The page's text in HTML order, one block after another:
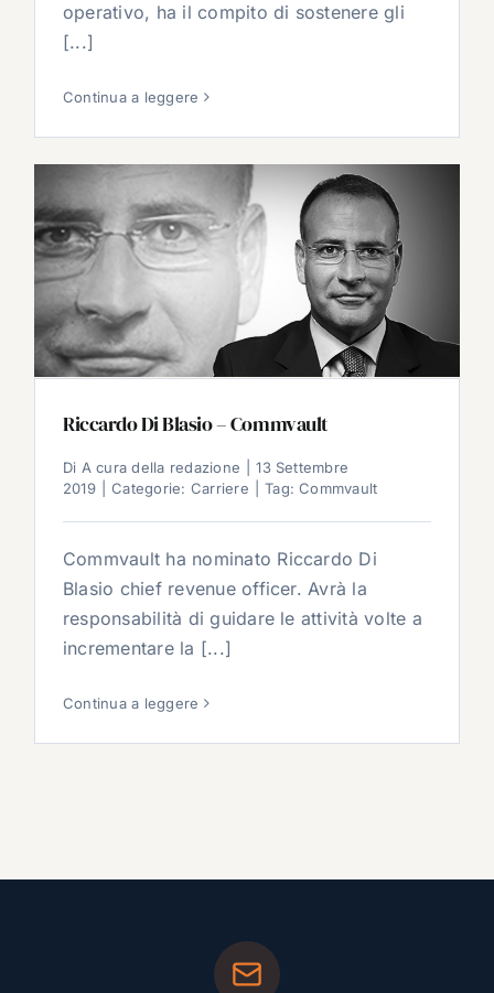
operativo, ha il compito di sostenere gli
[...]
Continua a leggere
Riccardo Di Blasio – Commvault
Di A cura della redazione
13 Settembre
2019
Categorie: Carriere Tag:Commvault
Commvault ha nominato Riccardo Di
Blasio chief revenue officer. Avrà la
responsabilità di guidare le attività volte a
incrementare la [...]
Continua a leggere